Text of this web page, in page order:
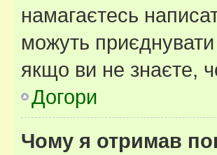
намагаєтесь
можуть
якщо ви не знаєте,
Догори
Чому я отримав